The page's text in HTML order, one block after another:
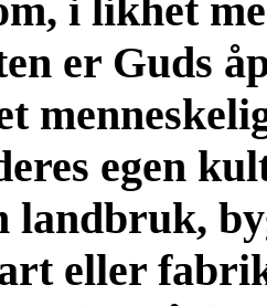
i likhet
er Guds
egen
landbruk,
eller